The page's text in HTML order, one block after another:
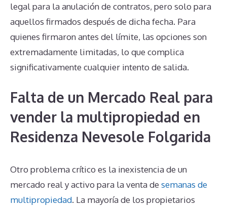
legal para la anulación de contratos, pero solo para
aquellos firmados después de dicha fecha. Para
quienes firmaron antes del límite, las opciones son
extremadamente limitadas, lo que complica
significativamente cualquier intento de salida.
Falta de un Mercado Real para
vender la multipropiedad en
Residenza Nevesole Folgarida
Otro problema crítico es la inexistencia de un
mercado real y activo para la venta de semanas de
multipropiedad. La mayoría de los propietarios